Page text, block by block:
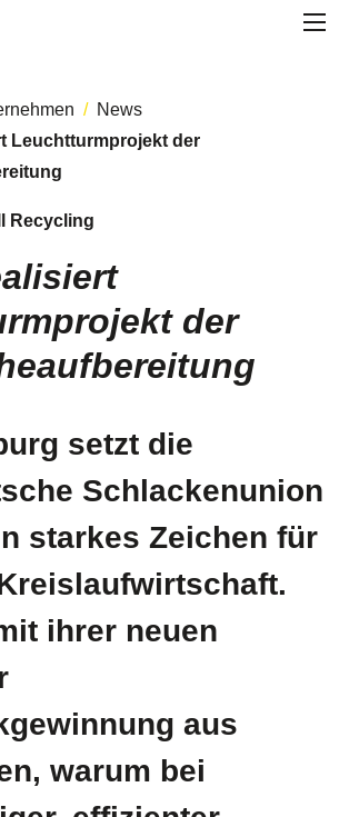
News
Leuchtturmprojekt der
Recycling
der
setzt die
Schlackenunion
starkes Zeichen für
ihrer neuen
aus
warum bei